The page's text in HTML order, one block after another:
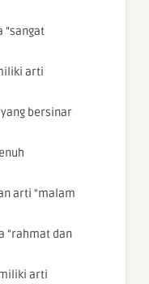
“sangat
arti
bersinar
arti “malam
“rahmat dan
arti